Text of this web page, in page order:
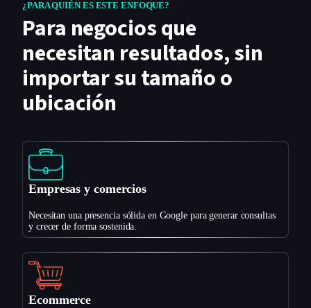
¿PARA QUIÉN ES ESTE ENFOQUE?
Para negocios que
necesitan resultados, sin
importar su tamaño o
ubicación
Empresas y comercios
Necesitan una presencia sólida en Google para generar consultas
y crecer de forma sostenida.
Ecommerce